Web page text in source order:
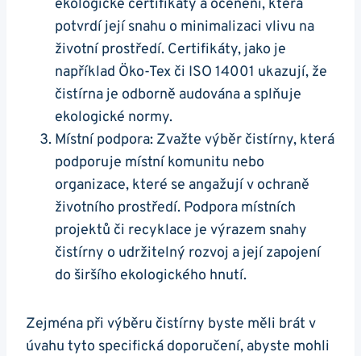
ekologické certifikáty a ocenění, která
potvrdí její snahu o minimalizaci vlivu na
životní prostředí. Certifikáty, jako je
například Öko-Tex či ISO 14001 ukazují, že
čistírna je odborně audována a splňuje
ekologické normy.
Místní podpora: Zvažte výběr čistírny, která
podporuje místní komunitu nebo
organizace, které se angažují v ochraně
životního prostředí. Podpora místních
projektů či recyklace je výrazem snahy
čistírny o udržitelný rozvoj a její zapojení
do širšího ekologického hnutí.
Zejména při výběru čistírny byste měli brát v
úvahu tyto specifická doporučení, abyste mohli